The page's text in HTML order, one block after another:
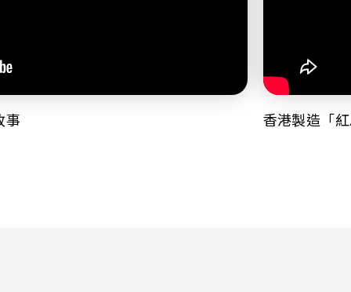
事 香港製造「